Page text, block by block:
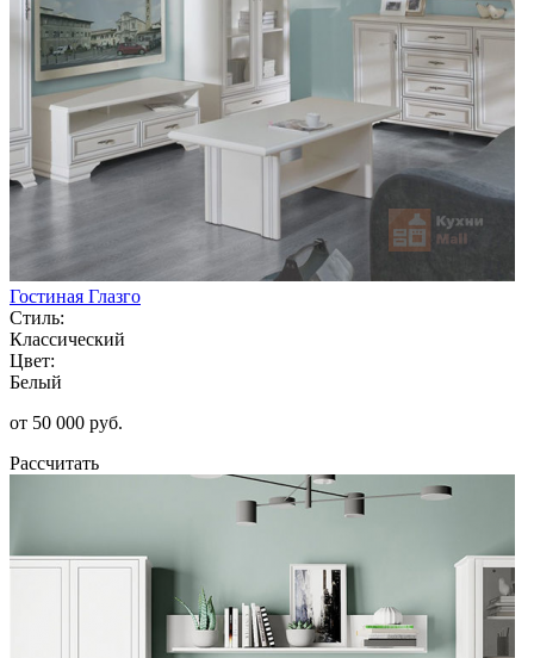
Гостиная Глазго
Стиль:
Классический
Цвет:
Белый
от 50 000 руб.
Рассчитать